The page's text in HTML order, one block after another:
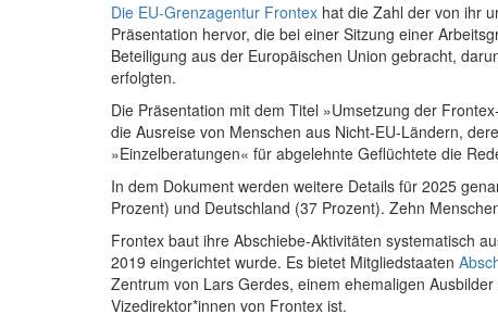
Die EU-Grenzagentur Frontex hat die Zahl der von ihr
Präsentation hervor, die bei einer Sitzung einer
Beteiligung aus der Europäischen Union gebracht,
erfolgten.
Die Präsentation mit dem Titel »Umsetzung der
die Ausreise von Menschen aus Nicht-EU-Ländern,
»Einzelberatungen« für abgelehnte Geflüchtete die
In dem Dokument werden weitere Details für 2025
Prozent) und Deutschland (37 Prozent). Zehn
Frontex baut ihre Abschiebe-Aktivitäten systematisch
2019 eingerichtet wurde. Es bietet Mitgliedstaaten
Zentrum von Lars Gerdes, einem ehemaligen
Vizedirektor*innen von Frontex ist.